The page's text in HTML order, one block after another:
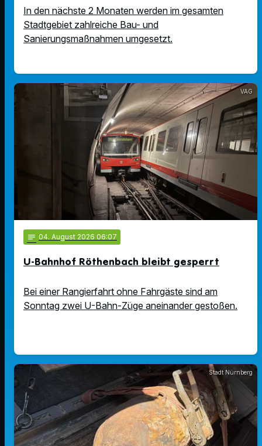
In den nächste 2 Monaten werden im gesamten
Stadtgebiet zahlreiche Bau- und
Sanierungsmaßnahmen umgesetzt.
VAG
notes 04. August 2026 06:07
U-Bahnhof Röthenbach bleibt gesperrt
Bei einer Rangierfahrt ohne Fahrgäste sind am
Sonntag zwei U-Bahn-Züge aneinander gestoßen.
Stadt Nürnberg